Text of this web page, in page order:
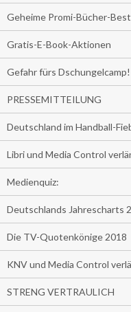
Geheime Promi-Bücher-
Gratis-E-Book-Aktionen
Gefahr fürs Dschungelcamp!
PRESSEMITTEILUNG
Deutschland im Handball-
Libri und Media Control
Medienquiz:
Deutschlands Jahrescharts
Die TV-Quotenkönige 2018
KNV und Media Control
STRENG VERTRAULICH